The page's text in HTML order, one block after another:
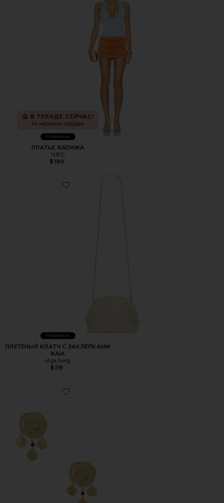
В ТРЕНДЕ СЕЙЧАС!
14 недавно продан
Новинки
ПЛАТЬЕ RADHIKA
NBD
$190
Favorite ПЛЕТЕНЫЙ КЛАТЧ С ЗАКЛЕПКАМИ KAIA
Новинки
ПЛЕТЕНЫЙ КЛАТЧ С ЗАКЛЕПКАМИ
KAIA
olga berg
$119
Favorite ПОДВЕСНЫЕ СЕРЬГИ DREAM CATCHER